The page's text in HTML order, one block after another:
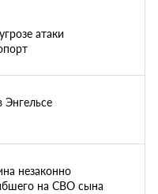
атаки
Энгельсе
незаконно
на СВО сына